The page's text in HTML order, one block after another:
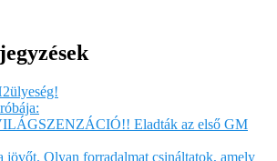
Eladták az első GM
jövőt. Olyan forradalmat csináltatok, amely